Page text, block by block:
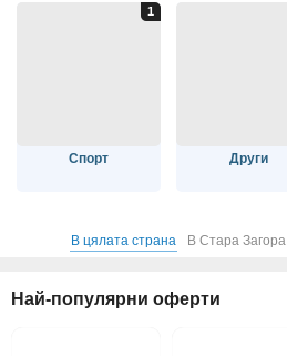
Спорт Други
В цялата страна В Стара Загора
Най-популярни оферти